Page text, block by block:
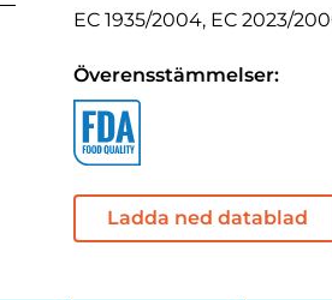
EC 1935/2004, EC 2023/
Överensstämmelser:
Ladda ned datablad